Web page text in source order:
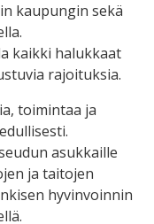
kaupungin sekä
kaikki halukkaat
rajoituksia.
toimintaa ja
asukkaille
ja taitojen
hyvinvoinnin